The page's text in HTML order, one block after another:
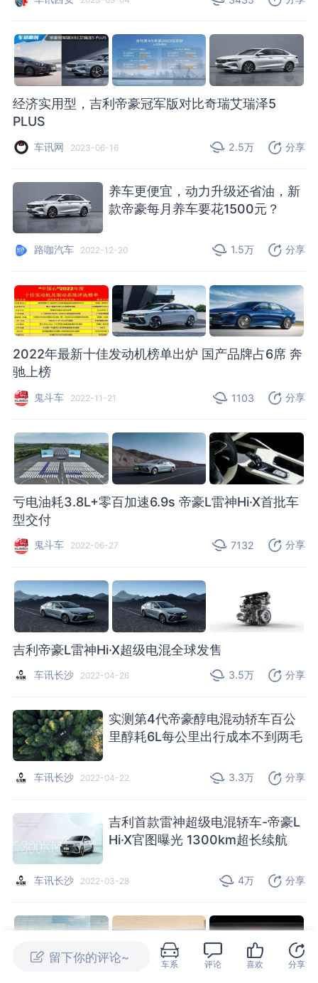
经济实用型，吉利帝豪冠军版对比奇瑞艾瑞泽5
PLUS
车讯网 2023-06-16 2.5万 分享
养车更便宜，动力升级还省油，新
款帝豪每月养车要花1500元？
路咖汽车 2022-12-20 1.5万 分享
2022年最新十佳发动机榜单出炉 国产品牌占6席 奔
驰上榜
鬼斗车 2022-11-21 1103 分享
亏电油耗3.8L+零百加速6.9s 帝豪L雷神Hi·X首批车
型交付
鬼斗车 2022-06-27 7132 分享
吉利帝豪L雷神Hi·X超级电混全球发售
车讯长沙 2022-04-26 3.5万 分享
实测第4代帝豪醇电混动轿车百公
里醇耗6L每公里出行成本不到两毛
车讯长沙 2022-04-22 3.3万 分享
吉利首款雷神超级电混轿车-帝豪L
Hi·X官图曝光 1300km超长续航
车讯长沙 2022-03-28 4万 分享
车系 评论 喜欢 分享